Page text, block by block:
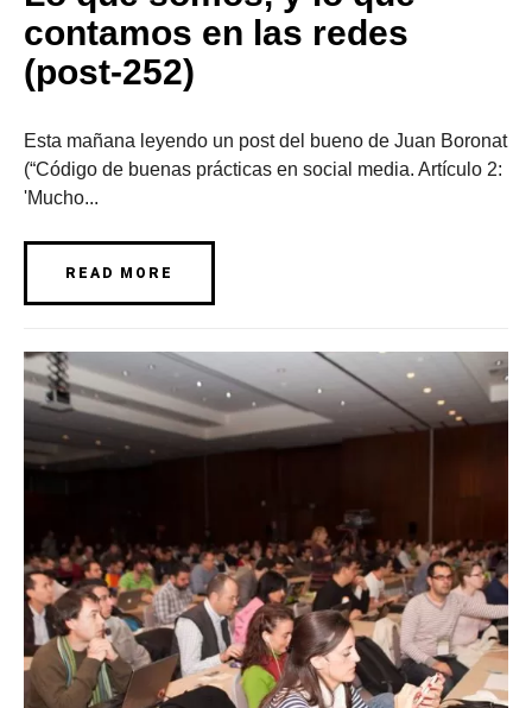
contamos en las redes
(post-252)
Esta mañana leyendo un post del bueno de Juan Boronat
(“Código de buenas prácticas en social media. Artículo 2:
'Mucho...
READ MORE